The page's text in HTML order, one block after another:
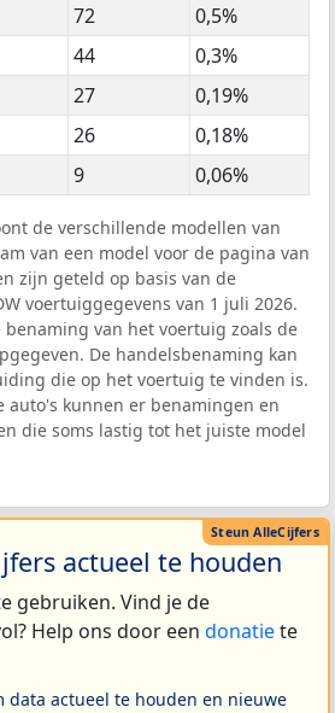
72
0,5%
44
0,3%
27
0,19%
26
0,18%
9 0,06%
de verschillende modellen van
van een model voor de pagina van
zijn geteld op basis van de
voertuiggegevens van 1 juli 2026.
benaming van het voertuig zoals de
De handelsbenaming kan
die op het voertuig te vinden is.
auto's kunnen er benamingen en
die soms lastig tot het juiste model
actueel te houden
gebruiken. Vind je de
Help ons door een donatiete
data actueel te houden en nieuwe